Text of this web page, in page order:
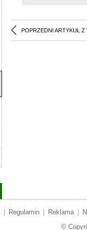
POPRZEDNI ARTYKUŁ Z
Regulamin Reklama
©